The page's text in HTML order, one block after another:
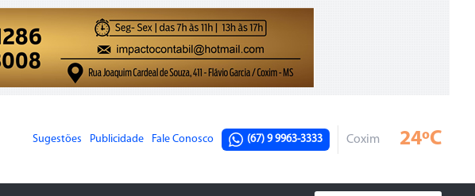
Sugestões Publicidade Fale Conosco (67) 9 9963-3333 Coxim 24ºC